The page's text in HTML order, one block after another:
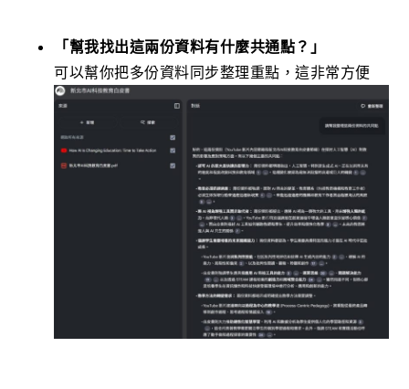
「幫我找出這兩份資料有什麼共通點？」
可以幫你把多份資料同步整理重點，這非常方便